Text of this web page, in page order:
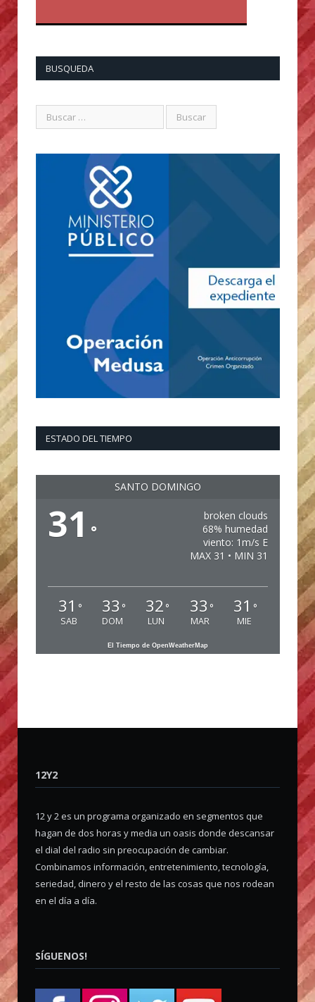
BUSQUEDA
ESTADO DEL TIEMPO
SANTO DOMINGO
31 °
broken clouds
68% humedad
viento: 1m/s E
MAX 31 • MIN 31
31 °
SAB
33 °
DOM
32 °
LUN
33 °
MAR
31 °
MIE
El Tiempo de OpenWeatherMap
12Y2
12 y 2 es un programa organizado en segmentos que
hagan de dos horas y media un oasis donde descansar
el dial del radio sin preocupación de cambiar.
Combinamos información, entretenimiento, tecnología,
seriedad, dinero y el resto de las cosas que nos rodean
en el día a día.
SÍGUENOS!